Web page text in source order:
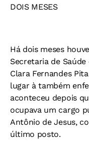
DOIS MESES
Há dois meses
Secretaria de
Clara Fernandes
lugar à também
aconteceu depois
ocupava um cargo
Antônio de Jesus,
último posto.